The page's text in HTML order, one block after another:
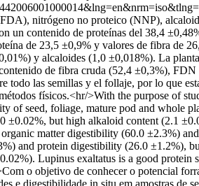
nitrógeno no proteico (NNP),
un contenido de proteínas del 38,4
de 23,5 ±0,9% y valores de fibra de
y alcaloides (1,0 ±0,018%). La
de fibra cruda (52,4 ±0,3%),
las semillas y el follaje, por lo que
físicos.<hr/>With the purpose of
seed, foliage, mature pod and whole
but high alkaloid content (2.1
matter digestibility (60.0 ±2.3%)
and protein digestibility (26.0 ±1.2%),
Lupinus exaltatus is a good protein
o objetivo de conhecer o potencial
digestibilidade in situ em amostras de